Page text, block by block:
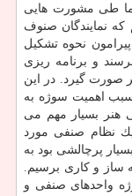
طی مشورت هایی
كه نمایندگان صنوف
نحوه تشكیل
و برنامه ریزی
صورت گیرد. در این
سبب اهمیت سوژه به
هنر بسیار مهم می
نظام صنفی مورد
پرچالشی بود به
ساز و كاری برسیم.
واحدهای صنفی و